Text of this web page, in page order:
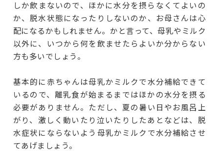
しか飲まないので、ほかに水分を摂らなくてよいの
か、脱水状態になったりしないのか、お母さんは心
配になるかもしれません。かと言って、母乳やミルク
以外に、いつから何を飲ませたらよいか分からない
方も多いでしょう。
基本的に赤ちゃんは母乳かミルクで水分補給できて
いるので、離乳食が始まるまではほかの水分を摂る
必要がありません。ただし、夏の暑い日やお風呂上
がり、激しく動いたり泣いたりしたあとなどは、脱
水症状にならないよう母乳かミルクで水分補給させ
てあげましょう。